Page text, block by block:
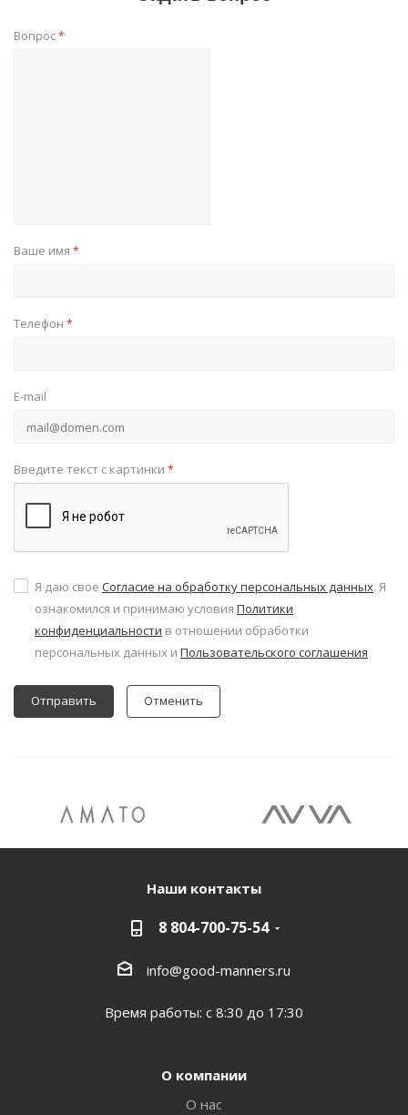
Вопрос*
Ваше имя *
Телефон *
E-mail
Введите текст с картинки *
Я даю свое Согласие на обработку персональных данных. Я
ознакомился и принимаю условия Политики
конфиденциальности в отношении обработки
персональных данных и Пользовательского соглашения
Отменить
Наши контакты
8 804-700-75-54
info@good-manners.ru
Время работы: с 8:30 до 17:30
О компании
О нас